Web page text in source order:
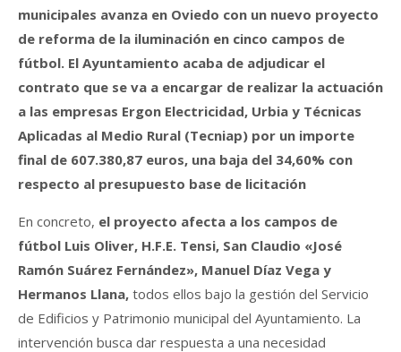
municipales avanza en Oviedo con un nuevo proyecto
de reforma de la iluminación en cinco campos de
fútbol. El Ayuntamiento acaba de adjudicar el
contrato que se va a encargar de realizar la actuación
a las empresas Ergon Electricidad, Urbia y Técnicas
Aplicadas al Medio Rural (Tecniap) por un importe
final de 607.380,87 euros, una baja del 34,60% con
respecto al presupuesto base de licitación
En concreto, el proyecto afecta a los campos de
fútbol Luis Oliver, H.F.E. Tensi, San Claudio «José
Ramón Suárez Fernández», Manuel Díaz Vega y
Hermanos Llana, todos ellos bajo la gestión del Servicio
de Edificios y Patrimonio municipal del Ayuntamiento. La
intervención busca dar respuesta a una necesidad